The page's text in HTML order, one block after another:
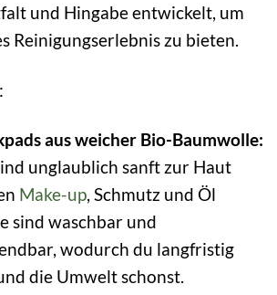
und Hingabe entwickelt, um
Reinigungserlebnis zu bieten.
aus weicher Bio-Baumwolle:
unglaublich sanft zur Haut
Make-up, Schmutz und Öl
sind waschbar und
wodurch du langfristig
die Umwelt schonst.